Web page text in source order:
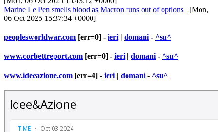
Marine Le Pen smells blood as Macron runs out of options
[Mon,
06 Oct 2025 15:37:34 +0000]
peoplesworldwar.com [err=0] - ieri | domani - ^su^
www.corbettreport.com [err=0] - ieri| domani- ^su^
www.ideeazione.com [err=4] - ieri | domani - ^su^